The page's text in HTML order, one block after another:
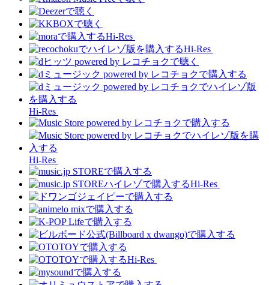
Hi-Res
Hi-Res
Hi-Res
Hi-Res
Hi-Res
Hi-Res